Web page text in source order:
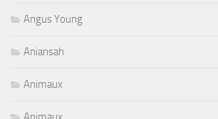
Angus Young
Aniansah
Animaux